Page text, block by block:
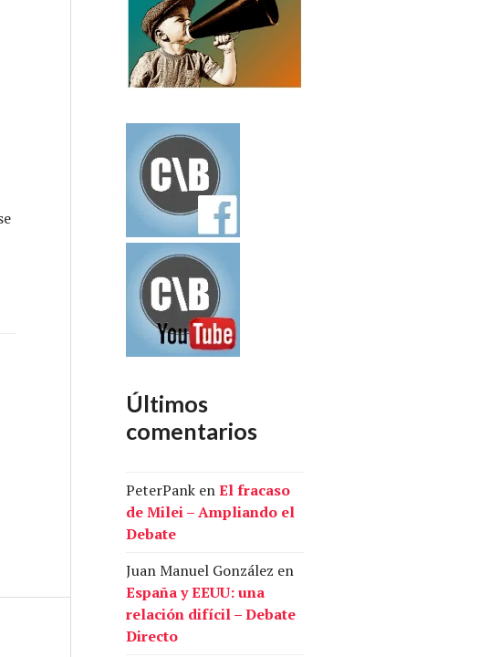
Últimos
comentarios
PeterPank enEl fracaso
de Milei – Ampliando el
Debate
Juan Manuel González en
España y EEUU: una
relación difícil – Debate
Directo